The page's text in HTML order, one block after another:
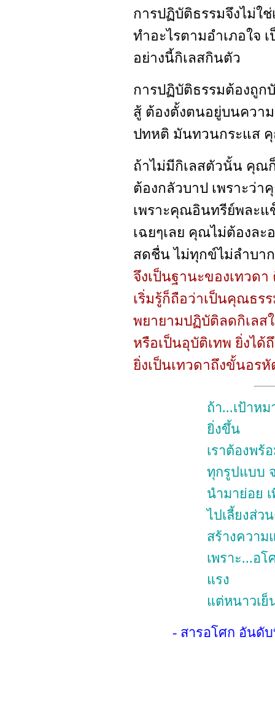
การปฏิบัติธรรมจึงไม่ใ
ทำอะไรตามอำเภอใจ
อย่างนี้กิเลสกินตัว
การปฏิบัติธรรมต้องถูก
สู้ ต้องตั้งตนอยู่บนควา
ปทหติ มันทวนกระแส
ถ้าไม่มีกิเลสตัวนั้น คุณ
ต้องกลัวบาป เพราะว่
เพราะคุณอินทรีย์พละ
เฉยๆเลย คุณไม่ต้องล
สดชื่น ไม่ทุกข์ไม่ลำบา
จึงเป็นฐานะของเทวด
เริ่มรู้ก็ถือว่าเป็นคุณธร
พยายามปฏิบัติลดกิเลส
หรือเป็นอุบัติเทพ ยิ่งไ
ยิ่งเป็นเทวดาถึงขั้นอรหั
ถ้า...เป้าห
ยิ่งขึ้น
เราต้องพร้
ทุกรูปแบบ
นำมาย่อย เ
ไปเลี้ยงส่
สร้างความ
เพราะ...อ
แรง
แต่หนาวเ
- สารอโศก อันดั